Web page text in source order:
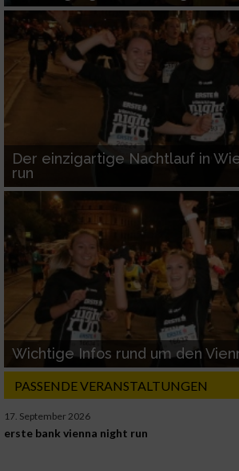
Der einzigartige Nachtlauf in
run
Wichtige Infos rund um den
PASSENDE VERANSTALTUNGEN
17. September 2026
erste bank vienna night run